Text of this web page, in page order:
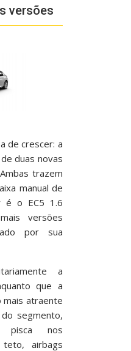
versões
de crescer: a
duas novas
trazem
manual de
é o EC5 1.6
versões
por sua
a
que a
mais atraente
segmento,
pisca nos
airbags